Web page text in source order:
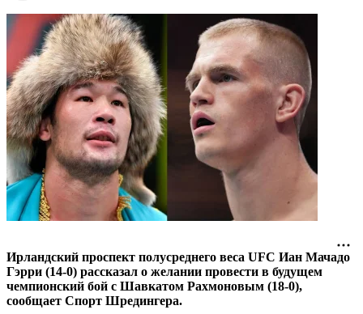
Ирландский проспект полусреднего веса UFC Иан Мачадо
Гэрри (14-0) рассказал о желании провести в будущем
чемпионский бой с Шавкатом Рахмоновым (18-0),
сообщает Спорт Шредингера.